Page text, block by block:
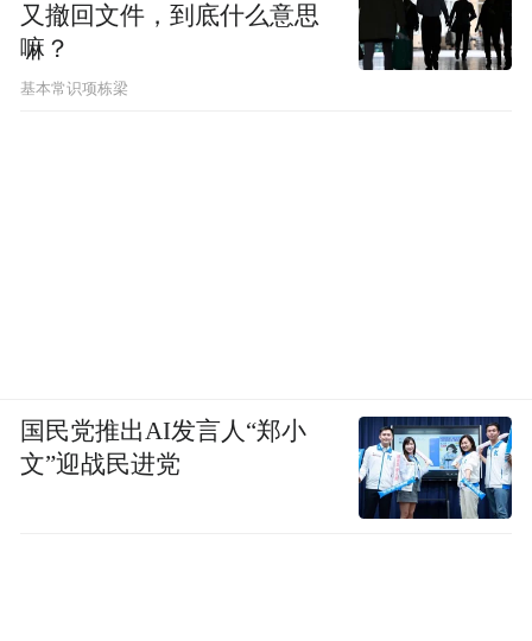
又撤回文件，到底什么意思
嘛？
基本常识项栋梁
国民党推出AI发言人“郑小
文”迎战民进党